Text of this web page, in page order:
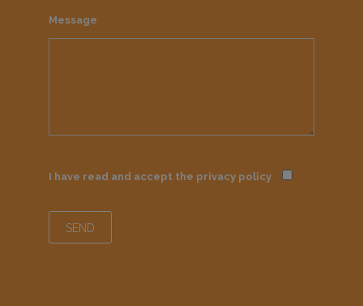
Message
I have read and accept the privacy policy